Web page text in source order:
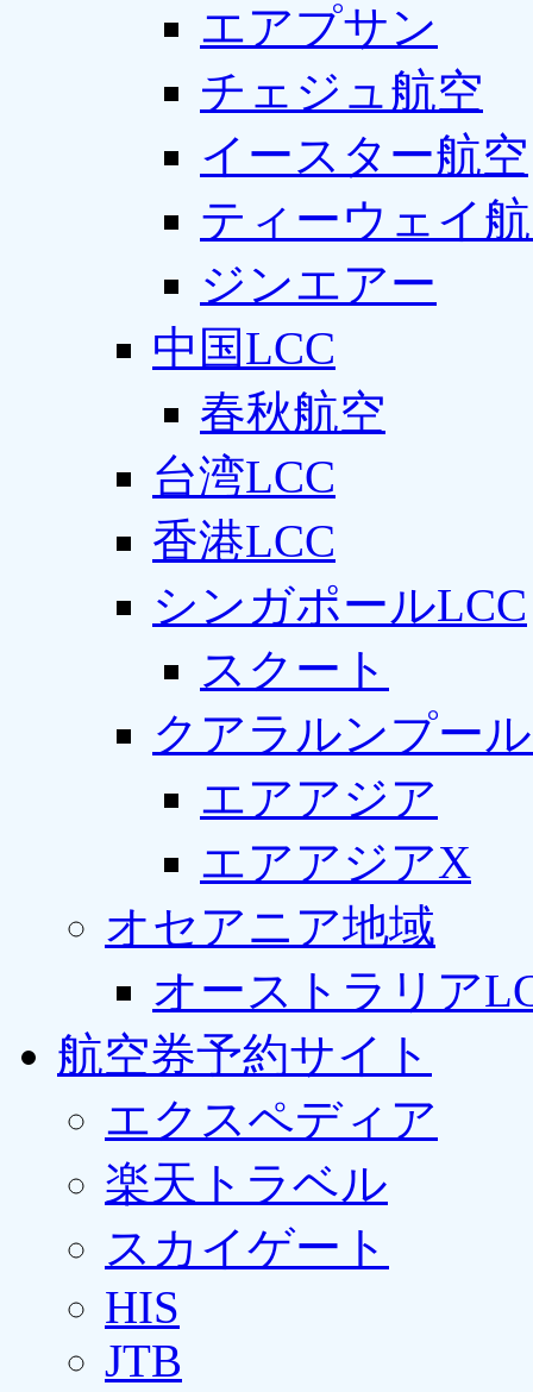
エアプサン
チェジュ航空
イースター航空
ティーウェイ
ジンエアー
中国LCC
春秋航空
台湾LCC
香港LCC
シンガポールLCC
スクート
クアラルンプー
エアアジア
エアアジアX
オセアニア地域
オーストラリア
航空券予約サイト
エクスペディア
楽天トラベル
スカイゲート
HIS
JTB